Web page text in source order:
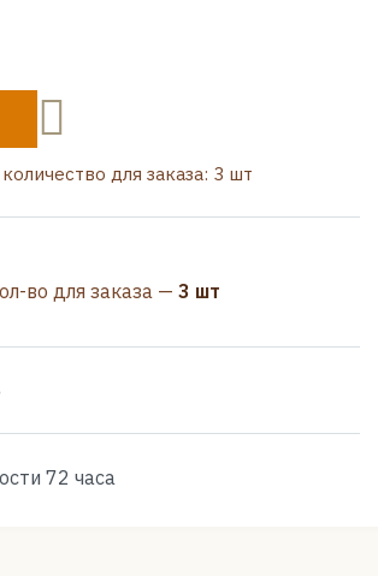
во для заказа — 3 шт
для заказа: 3 шт
72 часа